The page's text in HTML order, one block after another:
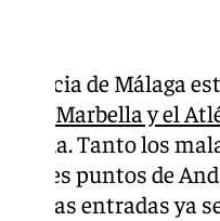
de Málaga
el Marbella y el
Tanto los
puntos de
cuyas entradas ya